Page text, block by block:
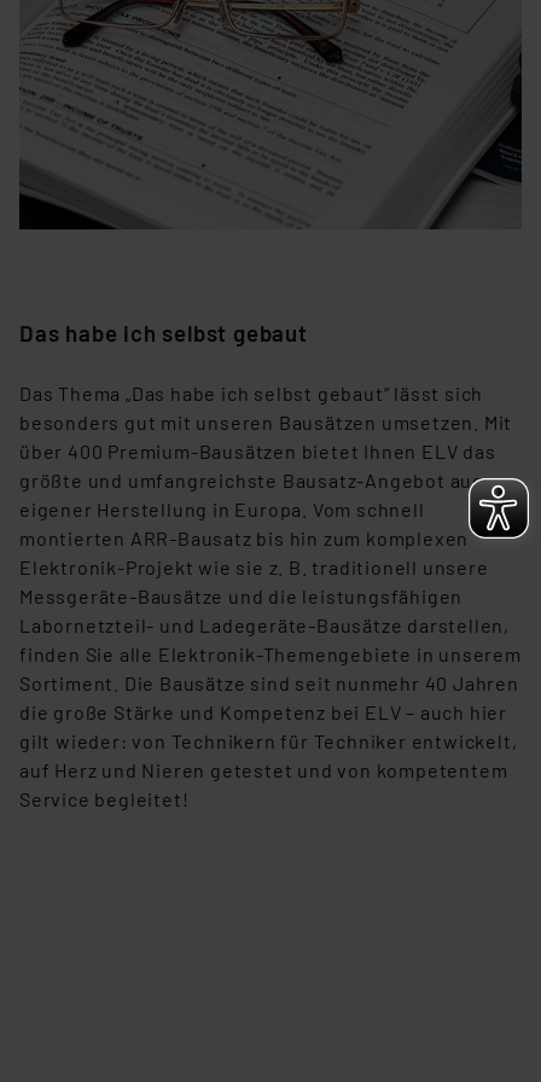
besteht etwa das Risiko, dass US-Behörden
personenbezogene Daten in
Überwachungsprogrammen verarbeiten, ohne dass
hiergegen Klagemöglichkeiten für Europäer bestehen.
Unsere Kooperation mit diesen Dienstleistern stützt
sich auf die Standarddatenschutzklauseln der
Europäischen Kommission sowie einer eigenen
Beurteilung der mit der Datenübermittlung,
Impressum|Datenschutzerklärung
Das habe ich selbst gebaut
Das Thema „Das habe ich selbst gebaut“ lässt sich
besonders gut mit unseren Bausätzen umsetzen. Mit
über 400 Premium-Bausätzen bietet Ihnen ELV das
größte und umfangreichste Bausatz-Angebot aus
eigener Herstellung in Europa. Vom schnell
montierten ARR-Bausatz bis hin zum komplexen
Elektronik-Projekt wie sie z. B. traditionell unsere
Messgeräte-Bausätze und die leistungsfähigen
Labornetzteil- und Ladegeräte-Bausätze darstellen,
finden Sie alle Elektronik-Themengebiete in unserem
Sortiment. Die Bausätze sind seit nunmehr 40 Jahren
die große Stärke und Kompetenz bei ELV – auch hier
gilt wieder: von Technikern für Techniker entwickelt,
auf Herz und Nieren getestet und von kompetentem
Service begleitet!